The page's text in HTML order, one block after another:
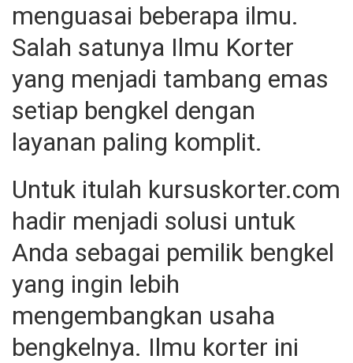
menguasai beberapa ilmu.
Salah satunya Ilmu Korter
yang menjadi tambang emas
setiap bengkel dengan
layanan paling komplit.
Untuk itulah kursuskorter.com
hadir menjadi solusi untuk
Anda sebagai pemilik bengkel
yang ingin lebih
mengembangkan usaha
bengkelnya. Ilmu korter ini